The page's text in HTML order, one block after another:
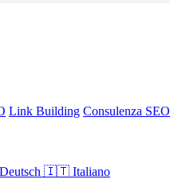
Link Building Consulenza SEO
🇮🇹 Italiano